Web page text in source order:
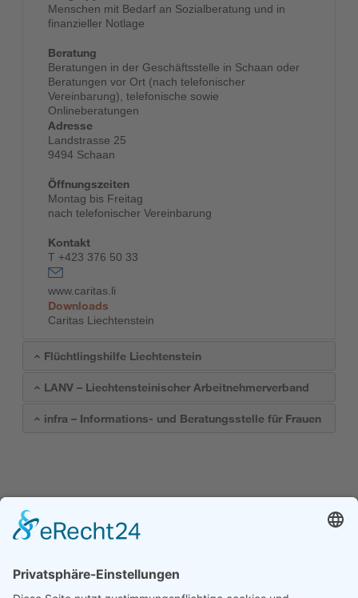
Menschen mit Bedarf an Sozialberatung und in
finanzieller Notlage
Beratung
Beratungen in der Geschäftsstelle in Schaan oder
Beratungen vor Ort (nach telefonischer
Vereinbarung), telefonische sowie
Onlineberatungen
Adresse
Landstrasse 25
9494 Schaan
Öffnungszeiten
Montag bis Freitag
nach telefonischer Vereinbarung
Kontakt
T +423 376 50 33
www.caritas.li
Downloads
Caritas Liechtenstein
Flüchtlingshilfe Liechtenstein
LANV – Liechtensteinischer Arbeitnehmerverband
infra – Informations- und Beratungsstelle für Frauen
Programm Erasmus+
der Europäischen Union